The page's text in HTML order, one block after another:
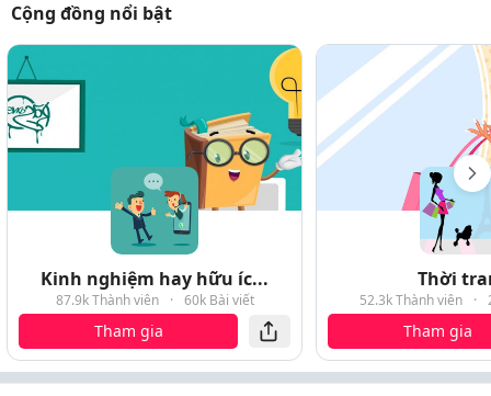
Cộng đồng nổi bật
Kinh nghiệm hay hữu íc...
87.9k Thành viên · 60k Bài viết
Tham gia
Thời
52.3k Thành viên ·
Tham gia